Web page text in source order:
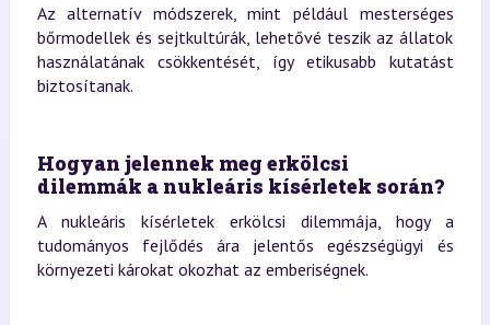
Az alternatív módszerek, mint például mesterséges
bőrmodellek és sejtkultúrák, lehetővé teszik az állatok
használatának csökkentését, így etikusabb kutatást
biztosítanak.
Hogyan jelennek meg erkölcsi
dilemmák a nukleáris kísérletek során?
A nukleáris kísérletek erkölcsi dilemmája, hogy a
tudományos fejlődés ára jelentős egészségügyi és
környezeti károkat okozhat az emberiségnek.